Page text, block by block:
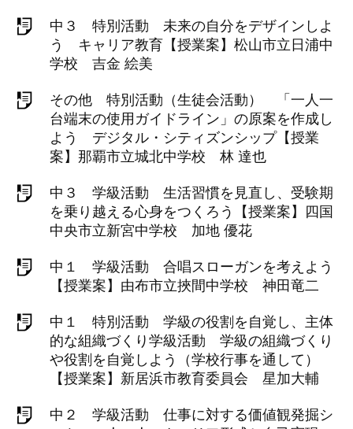
中３ 特別活動 未来の自分をデザインしよ
う キャリア教育【授業案】松山市立日浦中
学校 吉金 絵美
その他 特別活動（生徒会活動） 「一人一
台端末の使用ガイドライン」の原案を作成し
よう デジタル・シティズンシップ【授業
案】那覇市立城北中学校 林 達也
中３ 学級活動 生活習慣を見直し、受験期
を乗り越える心身をつくろう【授業案】四国
中央市立新宮中学校 加地 優花
中１ 学級活動 合唱スローガンを考えよう
【授業案】由布市立挾間中学校 神田竜二
中１ 特別活動 学級の役割を自覚し、主体
的な組織づくり学級活動 学級の組織づくり
や役割を自覚しよう（学校行事を通して）
【授業案】新居浜市教育委員会 星加大輔
中２ 学級活動 仕事に対する価値観発掘シ